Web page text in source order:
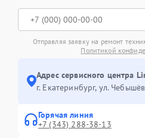
Отправляя заявку на ремонт
Политикой
Адрес сервисного центра
г. Екатеринбург, ул.
Горячая линия
+7 (343) 288-38-13